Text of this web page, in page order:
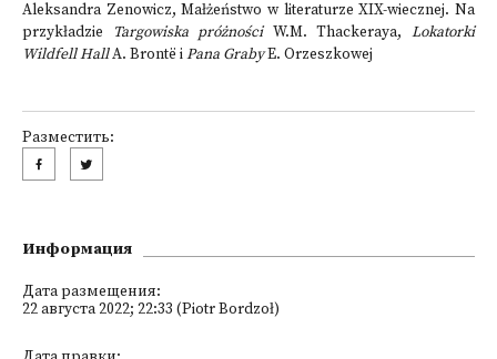
Aleksandra Zenowicz, Małżeństwo w literaturze XIX-wiecznej. Na
przykładzie
Targowiska próżnościW.M. Thackeraya,Lokatorki
Wildfell HallA. Brontë iPana GrabyE. Orzeszkowej
Разместить:
Информация
Дата размещения:
22 августа 2022; 22:33 (Piotr Bordzoł)